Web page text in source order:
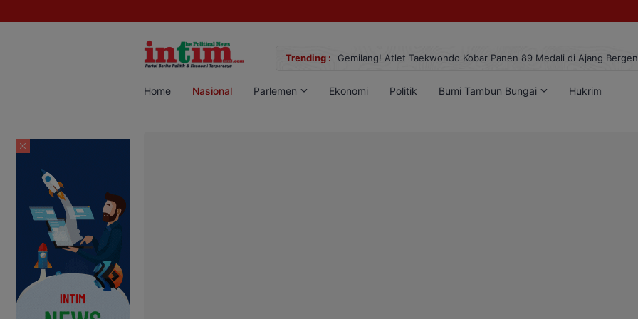
Trending :
Sabu di Pangkalan Bun, Dua Pelaku Diamankan Gemilang! Atlet Taekwondo Kobar Panen 89 Medali di Ajang
Home Nasional Parlemen Ekonomi Politik Bumi Tambun Bungai Hukrim